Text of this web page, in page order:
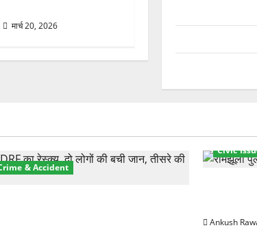
मार्च 20, 2026
& Accident
Civic
Ankush